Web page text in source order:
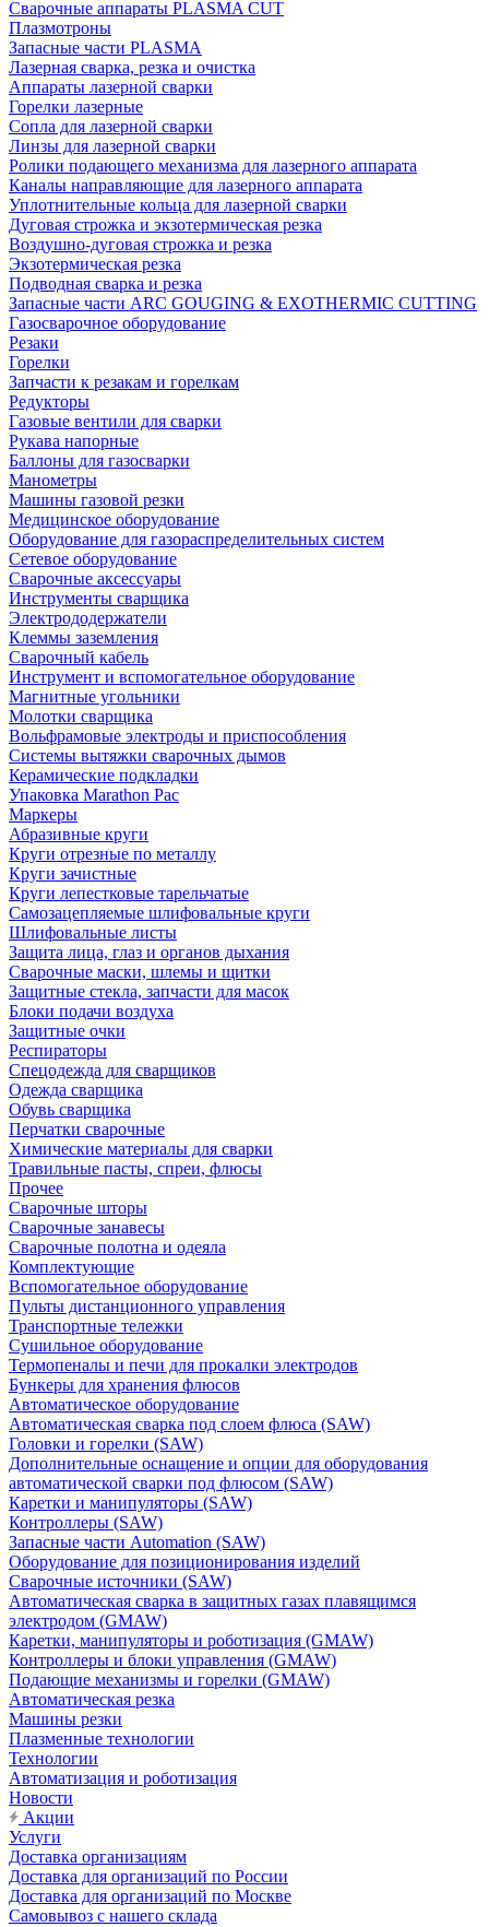
Сварочные аппараты PLASMA CUT
Плазмотроны
Запасные части PLASMA
Лазерная сварка, резка и очистка
Аппараты лазерной сварки
Горелки лазерные
Сопла для лазерной сварки
Линзы для лазерной сварки
Ролики подающего механизма для лазерного аппарата
Каналы направляющие для лазерного аппарата
Уплотнительные кольца для лазерной сварки
Дуговая строжка и экзотермическая резка
Воздушно-дуговая строжка и резка
Экзотермическая резка
Подводная сварка и резка
Запасные части ARC GOUGING & EXOTHERMIC CUTTING
Газосварочное оборудование
Резаки
Горелки
Запчасти к резакам и горелкам
Редукторы
Газовые вентили для сварки
Рукава напорные
Баллоны для газосварки
Манометры
Машины газовой резки
Медицинское оборудование
Оборудование для газораспределительных систем
Сетевое оборудование
Сварочные аксессуары
Инструменты сварщика
Электрододержатели
Клеммы заземления
Сварочный кабель
Инструмент и вспомогательное оборудование
Магнитные угольники
Молотки сварщика
Вольфрамовые электроды и приспособления
Системы вытяжки сварочных дымов
Керамические подкладки
Упаковка Marathon Pac
Маркеры
Абразивные круги
Круги отрезные по металлу
Круги зачистные
Круги лепестковые тарельчатые
Самозацепляемые шлифовальные круги
Шлифовальные листы
Защита лица, глаз и органов дыхания
Сварочные маски, шлемы и щитки
Защитные стекла, запчасти для масок
Блоки подачи воздуха
Защитные очки
Респираторы
Спецодежда для сварщиков
Одежда сварщика
Обувь сварщика
Перчатки сварочные
Химические материалы для сварки
Травильные пасты, спреи, флюсы
Прочее
Сварочные шторы
Сварочные занавесы
Сварочные полотна и одеяла
Комплектующие
Вспомогательное оборудование
Пульты дистанционного управления
Транспортные тележки
Сушильное оборудование
Термопеналы и печи для прокалки электродов
Бункеры для хранения флюсов
Автоматическое оборудование
Автоматическая сварка под слоем флюса (SAW)
Головки и горелки (SAW)
Дополнительные оснащение и опции для оборудования
автоматической сварки под флюсом (SAW)
Каретки и манипуляторы (SAW)
Контроллеры (SAW)
Запасные части Automation (SAW)
Оборудование для позиционирования изделий
Сварочные источники (SAW)
Автоматическая сварка в защитных газах плавящимся
электродом (GMAW)
Каретки, манипуляторы и роботизация (GMAW)
Контроллеры и блоки управления (GMAW)
Подающие механизмы и горелки (GMAW)
Автоматическая резка
Машины резки
Плазменные технологии
Технологии
Автоматизация и роботизация
Новости
Акции
Услуги
Доставка организациям
Доставка для организаций по России
Доставка для организаций по Москве
Самовывоз с нашего склада